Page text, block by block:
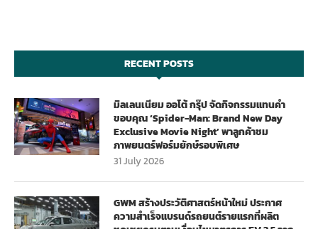
RECENT POSTS
มิลเลนเนียม ออโต้ กรุ๊ป จัดกิจกรรมแทนคำ
ขอบคุณ ‘Spider-Man: Brand New Day
Exclusive Movie Night’ พาลูกค้าชม
ภาพยนตร์ฟอร์มยักษ์รอบพิเศษ
31 July 2026
GWM สร้างประวัติศาสตร์หน้าใหม่ ประกาศ
ความสำเร็จแบรนด์รถยนต์รายแรกที่ผลิต